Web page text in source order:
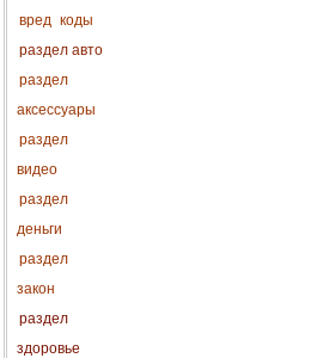
вред коды
раздел авто
раздел
аксессуары
раздел
видео
раздел
деньги
раздел
закон
раздел
здоровье